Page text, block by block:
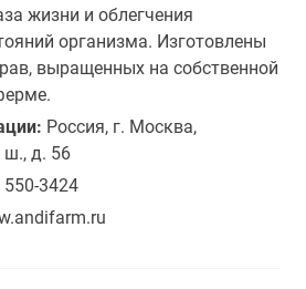
жизни и облегчения
организма. Изготовлены
выращенных на собственной
Россия, г. Москва,
ш., д. 56
550-3424